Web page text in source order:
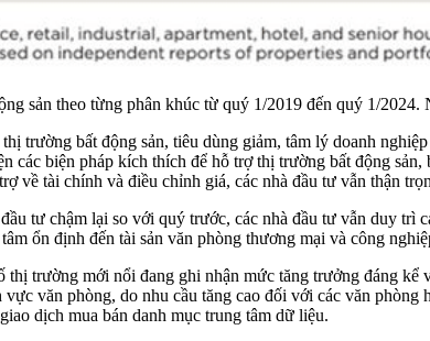
sản theo từng phân khúc từ quý 1/2019 đến quý 1/2024.
trường bất động sản, tiêu dùng giảm, tâm lý doanh
các biện pháp kích thích để hỗ trợ thị trường bất động
về tài chính và điều chỉnh giá, các nhà đầu tư vẫn thận
tư chậm lại so với quý trước, các nhà đầu tư vẫn duy
ổn định đến tài sản văn phòng thương mại và công
thị trường mới nổi đang ghi nhận mức tăng trưởng đáng
văn phòng, do nhu cầu tăng cao đối với các văn
dịch mua bán danh mục trung tâm dữ liệu.